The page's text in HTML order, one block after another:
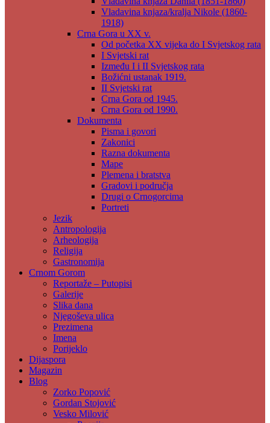
Vladavina knjaza/kralja Nikole (1860-
1918)
Crna Gora u XX v.
Od početka XX vijeka do I Svjetskog rata
I Svjetski rat
Između I i II Svjetskog rata
Božićni ustanak 1919.
II Svjetski rat
Crna Gora od 1945.
Crna Gora od 1990.
Dokumenta
Pisma i govori
Zakonici
Razna dokumenta
Mape
Plemena i bratstva
Gradovi i područja
Drugi o Crnogorcima
Portreti
Jezik
Antropologija
Arheologija
Religija
Gastronomija
Crnom Gorom
Reportaže – Putopisi
Galerije
Slika dana
Njegoševa ulica
Prezimena
Imena
Porijeklo
Dijaspora
Magazin
Blog
Zorko Popović
Gordan Stojović
Vesko Milović